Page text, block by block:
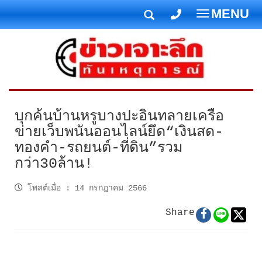
T
o
g
g
l
e
n
a
v
i
MENU
บุกค้นบ้านหรูบางปะอินทลายเครือ
ข่ายเว็บพนันออนไลน์ยึด“เงินสด-
ทองคำ-รถยนต์-ที่ดิน”รวม
กว่า30ล้าน!
โพสต์เมื่อ : 14 กรกฎาคม 2566
Share